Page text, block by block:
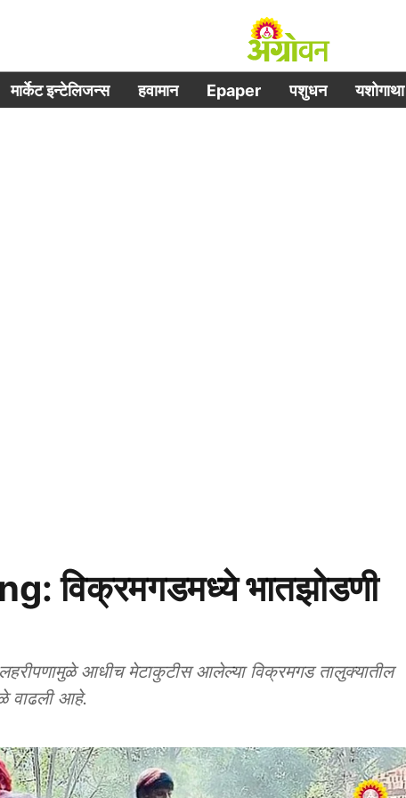
मार्केट इन्टेलिजन्स हवामान Epaper पशुधन यशोगाथा
विक्रमगडमध्ये भातझोडणी
आधीच मेटाकुटीस आलेल्या विक्रमगड तालुक्यातील
वाढली आहे.